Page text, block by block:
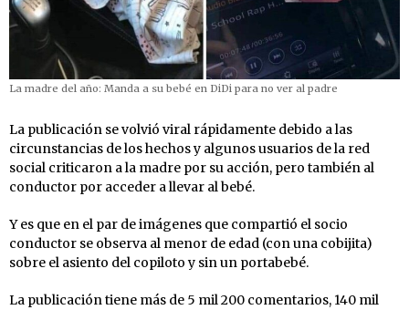
La madre del año: Manda a su bebé en DiDi para no ver al padre
La publicación se volvió viral rápidamente debido a las
circunstancias de los hechos y algunos usuarios de la red
social criticaron a la madre por su acción, pero también al
conductor por acceder a llevar al bebé.
Y es que en el par de imágenes que compartió el socio
conductor se observa al menor de edad (con una cobijita)
sobre el asiento del copiloto y sin un portabebé.
La publicación tiene más de 5 mil 200 comentarios, 140 mil